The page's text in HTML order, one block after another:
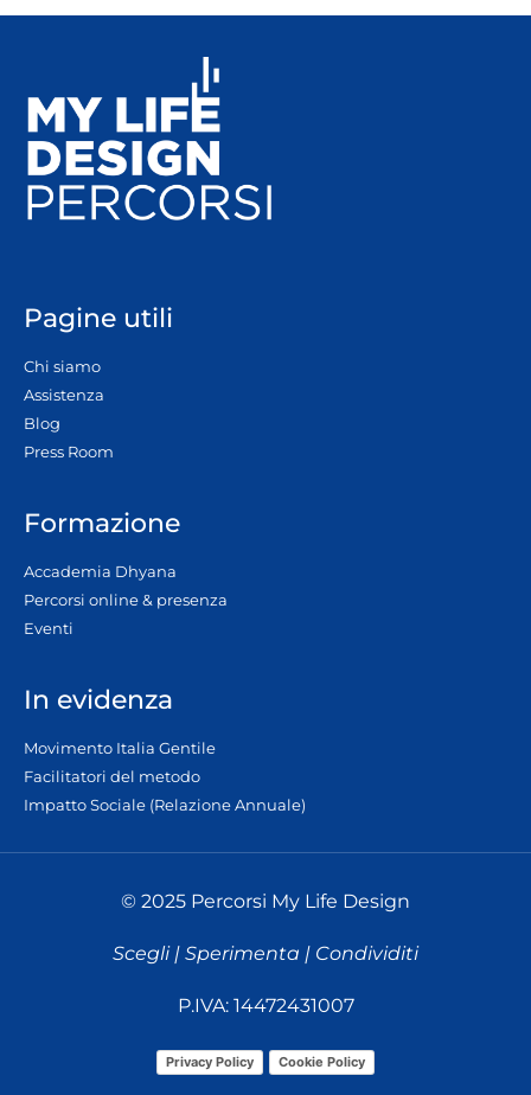
Pagine utili
Chi siamo
Assistenza
Blog
Press Room
Formazione
Accademia Dhyana
Percorsi online & presenza
Eventi
In evidenza
Movimento Italia Gentile
Facilitatori del metodo
Impatto Sociale (Relazione Annuale)
© 2025 Percorsi My Life Design
Scegli | Sperimenta | Condividiti
P.IVA: 14472431007
Privacy Policy Cookie Policy